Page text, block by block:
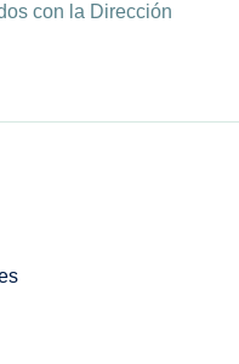
con la Dirección